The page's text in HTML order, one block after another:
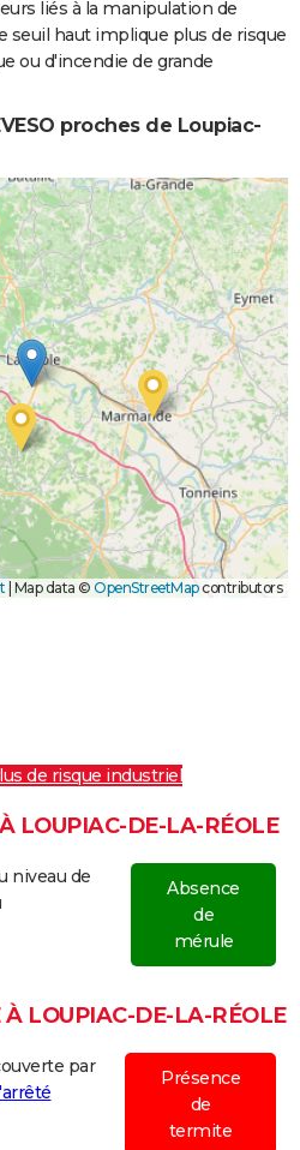
liés à la manipulation de
seuil haut implique plus de risque
ou d'incendie de grande
proches de Loupiac-
Map data © OpenStreetMapcontributors
de risque industriel
LOUPIAC-DE-LA-RÉOLE
niveau de
Absence
de
mérule
À LOUPIAC-DE-LA-RÉOLE
par
Présence
de
termite